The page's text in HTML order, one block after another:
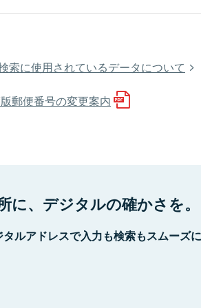
索に使用されているデータについて
郵便番号の変更案内
に、デジタルの確かさを。
タルアドレスで入力も検索もスムーズ